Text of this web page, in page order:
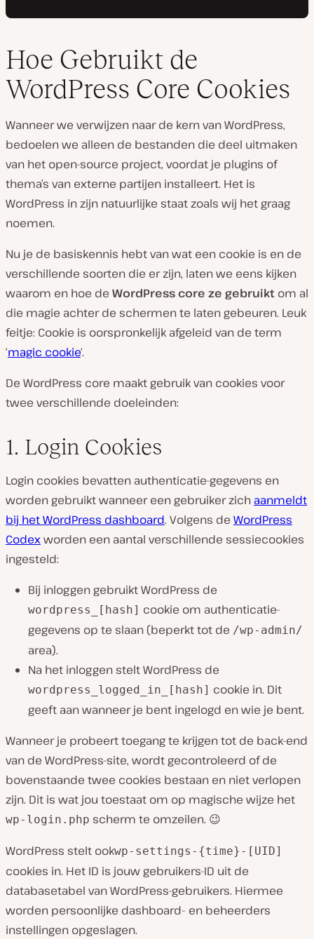
Hoe Gebruikt de
WordPress Core Cookies
Wanneer we verwijzen naar de kern van WordPress,
bedoelen we alleen de bestanden die deel uitmaken
van het open-source project, voordat je plugins of
thema’s van externe partijen installeert. Het is
WordPress in zijn natuurlijke staat zoals wij het graag
noemen.
Nu je de basiskennis hebt van wat een cookie is en de
verschillende soorten die er zijn, laten we eens kijken
waarom en hoe de WordPress core ze gebruikt om al
die magie achter de schermen te laten gebeuren. Leuk
feitje: Cookie is oorspronkelijk afgeleid van de term
‘magic cookie‘.
De WordPress core maakt gebruik van cookies voor
twee verschillende doeleinden:
1. Login Cookies
Login cookies bevatten authenticatie-gegevens en
worden gebruikt wanneer een gebruiker zich aanmeldt
bij het WordPress dashboard. Volgens de WordPress
Codexworden een aantal verschillende sessiecookies
ingesteld:
Bij inloggen gebruikt WordPress de
wordpress_[hash] cookie om authenticatie-
gegevens op te slaan (beperkt tot de /wp-admin/
area).
Na het inloggen stelt WordPress de
wordpress_logged_in_[hash] cookie in. Dit
geeft aan wanneer je bent ingelogd en wie je bent.
Wanneer je probeert toegang te krijgen tot de back-end
van de WordPress-site, wordt gecontroleerd of de
bovenstaande twee cookies bestaan en niet verlopen
zijn. Dit is wat jou toestaat om op magische wijze het
wp-login.php scherm te omzeilen. 😉
WordPress stelt ookwp-settings-{time}-[UID]
cookies in. Het ID is jouw gebruikers-ID uit de
databasetabel van WordPress-gebruikers. Hiermee
worden persoonlijke dashboard- en beheerders
instellingen opgeslagen.